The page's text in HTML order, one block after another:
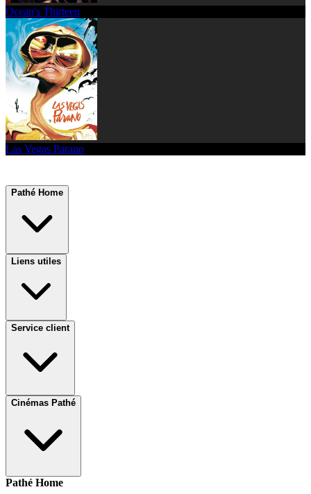
Ocean's Thirteen
Las Vegas Parano
Pathé Home
Liens utiles
Service client
Cinémas Pathé
Pathé Home